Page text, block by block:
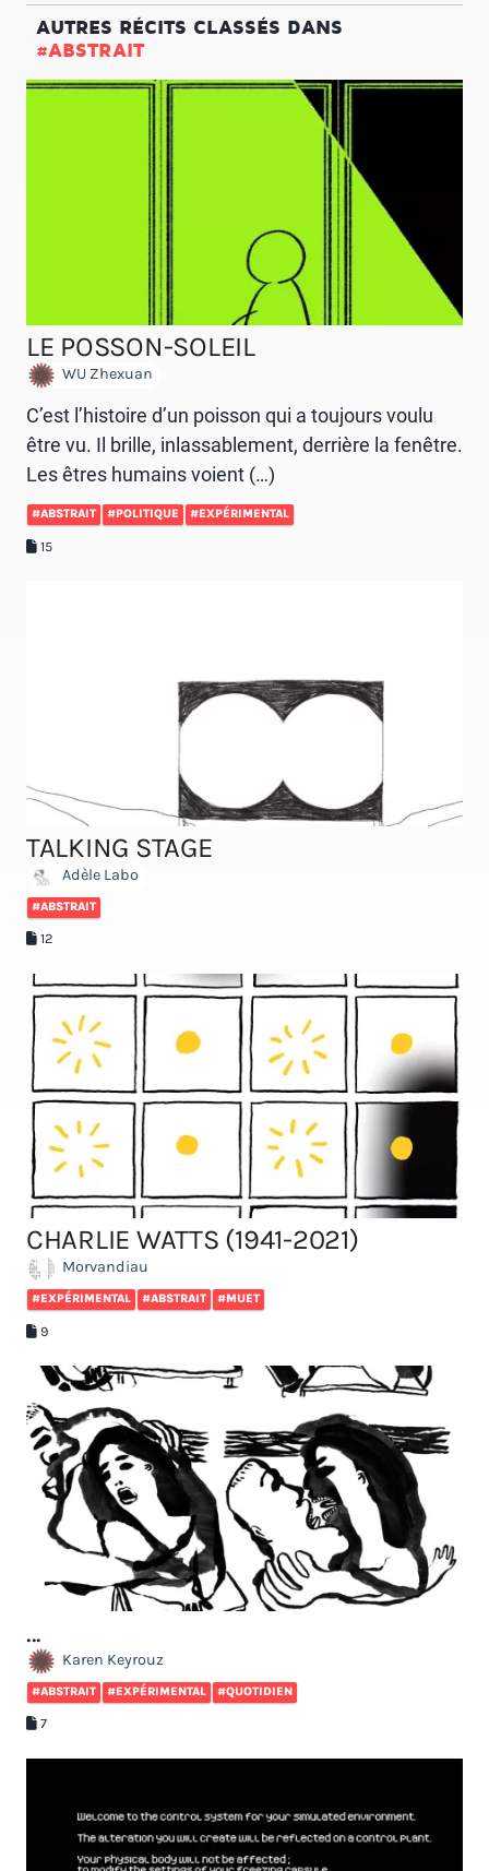
AUTRES RÉCITS CLASSÉS DANS
#ABSTRAIT
LE POSSON-SOLEIL
WU Zhexuan
C’est l’histoire d’un poisson qui a toujours voulu
être vu. Il brille, inlassablement, derrière la fenêtre.
Les êtres humains voient (…)
#ABSTRAIT #POLITIQUE #EXPÉRIMENTAL
15
TALKING STAGE
Adèle Labo
#ABSTRAIT
12
CHARLIE WATTS (1941-2021)
Morvandiau
#EXPÉRIMENTAL #ABSTRAIT #MUET
9
...
Karen Keyrouz
#ABSTRAIT #EXPÉRIMENTAL #QUOTIDIEN
7